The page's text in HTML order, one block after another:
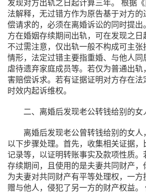
发现对方出轨之日起计算三年。 根据
法解释，无过错方作为原告基于对方
偿请求的，必须在离婚诉讼的同时提出
方在婚姻存续期间出轨，可在发现之日
不过需注意，仅出轨一般不构成可主
情形，法定过错主要指重婚、与他人同
虐待遗弃家庭成员等。若仅为普通出轨
害赔偿诉求。若有证据证明对方存在法
时效内起诉维权。
二、离婚后发现老公转钱给别的女
离婚后发现老公曾转钱给别的女人
以下步骤处理。首先，收集相关证据，
记录等，以证明转账事实及款项性质。
存续期间，且使用的是夫妻共同财产，
为夫妻对共同财产有平等处理权，一方
赠与他人，侵犯了另一方的财产权益。